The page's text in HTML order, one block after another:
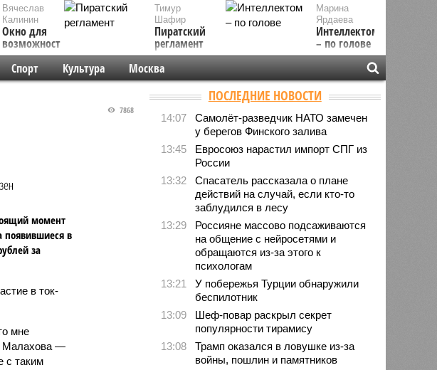
Вячеслав
Калинин
Окно для
возможностей
Марина
Ярдаева
Интеллектом
– по голове
Тимур
Шафир
Пиратский
регламент
Спорт Культура Москва
7868
момент
появившиеся в
за
в ток-
мне
Малахова —
с таким
ПОСЛЕДНИЕ НОВОСТИ
14:07
Самолёт-разведчик НАТО замечен
у берегов Финского залива
13:45
Евросоюз нарастил импорт СПГ из
России
13:32
Спасатель рассказала о плане
действий на случай, если кто-то
заблудился в лесу
13:29
Россияне массово подсаживаются
на общение с нейросетями и
обращаются из-за этого к
психологам
13:21
У побережья Турции обнаружили
беспилотник
13:09
Шеф-повар раскрыл секрет
популярности тирамису
13:08
Трамп оказался в ловушке из-за
войны, пошлин и памятников